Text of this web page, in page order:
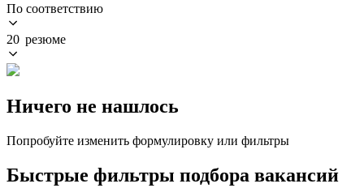
По соответствию
20 резюме
Ничего не нашлось
Попробуйте изменить формулировку или фильтры
Быстрые фильтры подбора вакансий